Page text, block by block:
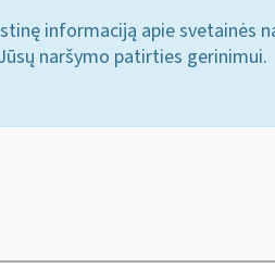
informaciją apie svetainės
naršymo patirties gerinimui.